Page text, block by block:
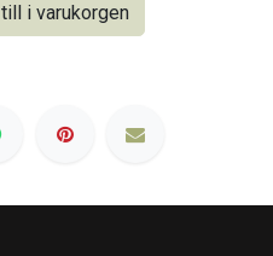
i varukorgen